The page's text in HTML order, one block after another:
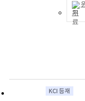
기